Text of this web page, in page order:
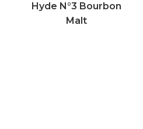
Hyde N°3 Bourbon
Malt